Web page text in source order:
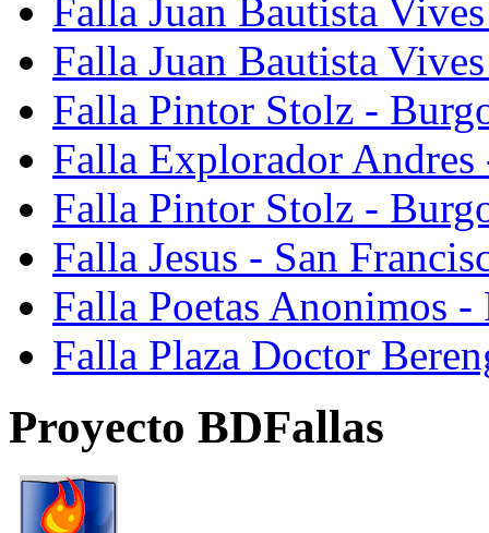
Falla Juan Bautista
Falla Juan Bautista
Falla Pintor Stolz -
Falla Explorador Andres
Falla Pintor Stolz -
Falla Jesus - San
Falla Poetas Anonimos
Falla Plaza Doctor
Proyecto BDFallas